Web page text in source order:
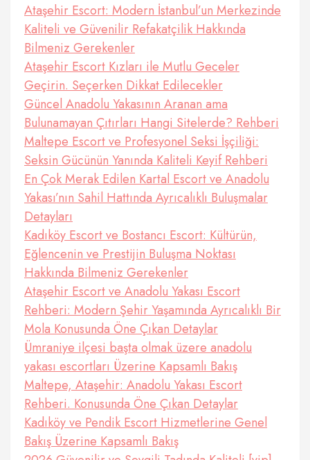
Ataşehir Escort: Modern İstanbul’un Merkezinde
Kaliteli ve Güvenilir Refakatçilik Hakkında
Bilmeniz Gerekenler
Ataşehir Escort Kızları ile Mutlu Geceler
Geçirin. Seçerken Dikkat Edilecekler
Güncel Anadolu Yakasının Aranan ama
Bulunamayan Çıtırları Hangi Sitelerde? Rehberi
Maltepe Escort ve Profesyonel Seksi İşçiliği:
Seksin Gücünün Yanında Kaliteli Keyif Rehberi
En Çok Merak Edilen Kartal Escort ve Anadolu
Yakası’nın Sahil Hattında Ayrıcalıklı Buluşmalar
Detayları
Kadıköy Escort ve Bostancı Escort: Kültürün,
Eğlencenin ve Prestijin Buluşma Noktası
Hakkında Bilmeniz Gerekenler
Ataşehir Escort ve Anadolu Yakası Escort
Rehberi: Modern Şehir Yaşamında Ayrıcalıklı Bir
Mola Konusunda Öne Çıkan Detaylar
Ümraniye ilçesi başta olmak üzere anadolu
yakası escortları Üzerine Kapsamlı Bakış
Maltepe, Ataşehir: Anadolu Yakası Escort
Rehberi. Konusunda Öne Çıkan Detaylar
Kadıköy ve Pendik Escort Hizmetlerine Genel
Bakış Üzerine Kapsamlı Bakış